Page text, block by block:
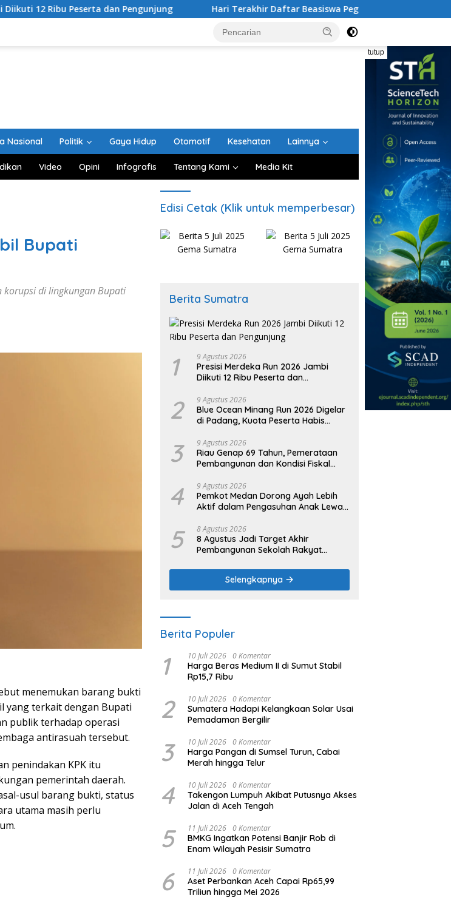
dan Pengunjung Hari Terakhir Daftar Beasiswa Pegadaian USU 2026, UKT Ditanggung
tutup
Nasional Politik Gaya Hidup Otomotif Kesehatan Lainnya
Video Opini Infografis Tentang Kami Media Kit
Bupati
korupsi di lingkungan Bupati
menemukan barang bukti
yang terkait dengan Bupati
publik terhadap operasi
antirasuah tersebut.
penindakan KPK itu
pemerintah daerah.
usul barang bukti, status
utama masih perlu
Edisi Cetak (Klik untuk memperbesar)
Berita Sumatra
1 9 Agustus 2026
Presisi Merdeka Run 2026 Jambi
Diikuti 12 Ribu Peserta dan
2 9 Agustus 2026
Blue Ocean Minang Run 2026 Digelar
di Padang, Kuota Peserta Habis
3 9 Agustus 2026
Riau Genap 69 Tahun, Pemerataan
Pembangunan dan Kondisi Fiskal
4 9 Agustus 2026
Pemkot Medan Dorong Ayah Lebih
Aktif dalam Pengasuhan Anak Lewat
5 8 Agustus 2026
8 Agustus Jadi Target Akhir
Pembangunan Sekolah Rakyat
Selengkapnya
Berita Populer
1 10 Juli 2026 0 Komentar
Harga Beras Medium II di Sumut Stabil
Rp15,7 Ribu
2 10 Juli 2026 0 Komentar
Sumatera Hadapi Kelangkaan Solar Usai
Pemadaman Bergilir
3 10 Juli 2026 0 Komentar
Harga Pangan di Sumsel Turun, Cabai
Merah hingga Telur
4 10 Juli 2026 0 Komentar
Takengon Lumpuh Akibat Putusnya Akses
Jalan di Aceh Tengah
5 11 Juli 2026 0 Komentar
BMKG Ingatkan Potensi Banjir Rob di
Enam Wilayah Pesisir Sumatra
6 11 Juli 2026 0 Komentar
Aset Perbankan Aceh Capai Rp65,99
Triliun hingga Mei 2026